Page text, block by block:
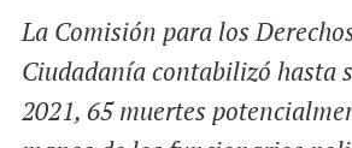
l
b
o
k
s
p
La Comisión para los
Ciudadanía contabilizó hasta
2021, 65 muertes